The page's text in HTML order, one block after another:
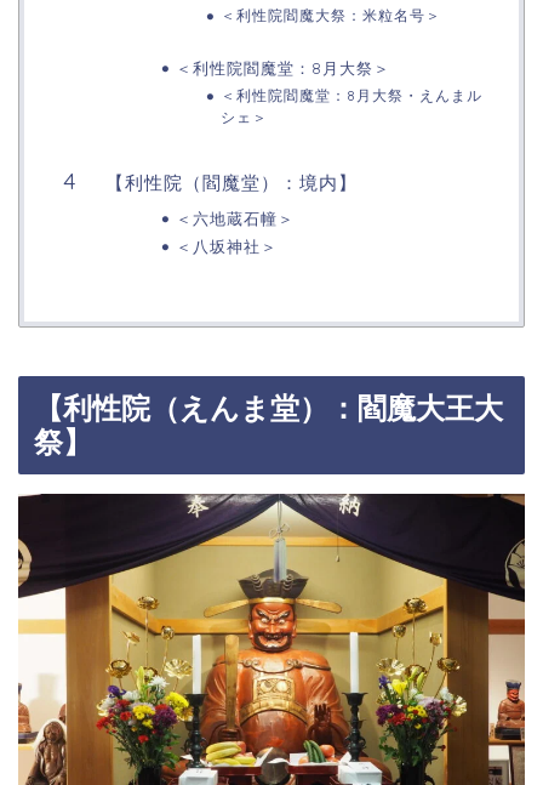
＜利性院閻魔大祭：米粒名号＞
＜利性院閻魔堂：8月大祭＞
＜利性院閻魔堂：8月大祭・えんまル
シェ＞
【利性院（閻魔堂）：境内】
＜六地蔵石幢＞
＜八坂神社＞
【利性院（えんま堂）：閻魔大王大
祭】